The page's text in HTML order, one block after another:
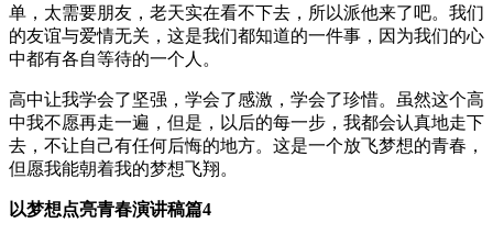
单，太需要朋友，老天实在看不下去，所以派他来了吧。我们
的友谊与爱情无关，这是我们都知道的一件事，因为我们的心
中都有各自等待的一个人。
高中让我学会了坚强，学会了感激，学会了珍惜。虽然这个高
中我不愿再走一遍，但是，以后的每一步，我都会认真地走下
去，不让自己有任何后悔的地方。这是一个放飞梦想的青春，
但愿我能朝着我的梦想飞翔。
以梦想点亮青春演讲稿篇4